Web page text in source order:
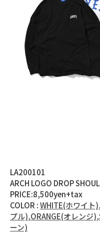
LA200101
ARCH LOGO DROP
PRICE:8,500yen+tax
COLOR :WHITE(ホワイト),
プル),ORANGE(オレンジ),
ーン)